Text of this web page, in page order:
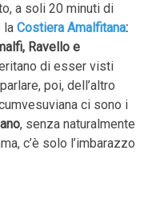
a soli 20 minuti di
la Costiera Amalfitana:
Ravello e
di esser visti
poi, dell’altro
ci sono i
, senza naturalmente
c’è solo l’imbarazzo